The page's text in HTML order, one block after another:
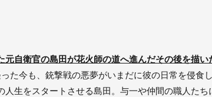
自衛官の島田が花火師の道へ進んだその後を描い
た今も、銃撃戦の悪夢がいまだに彼の日常を侵食
人生をスタートさせる島田。与一や仲間の職人たち